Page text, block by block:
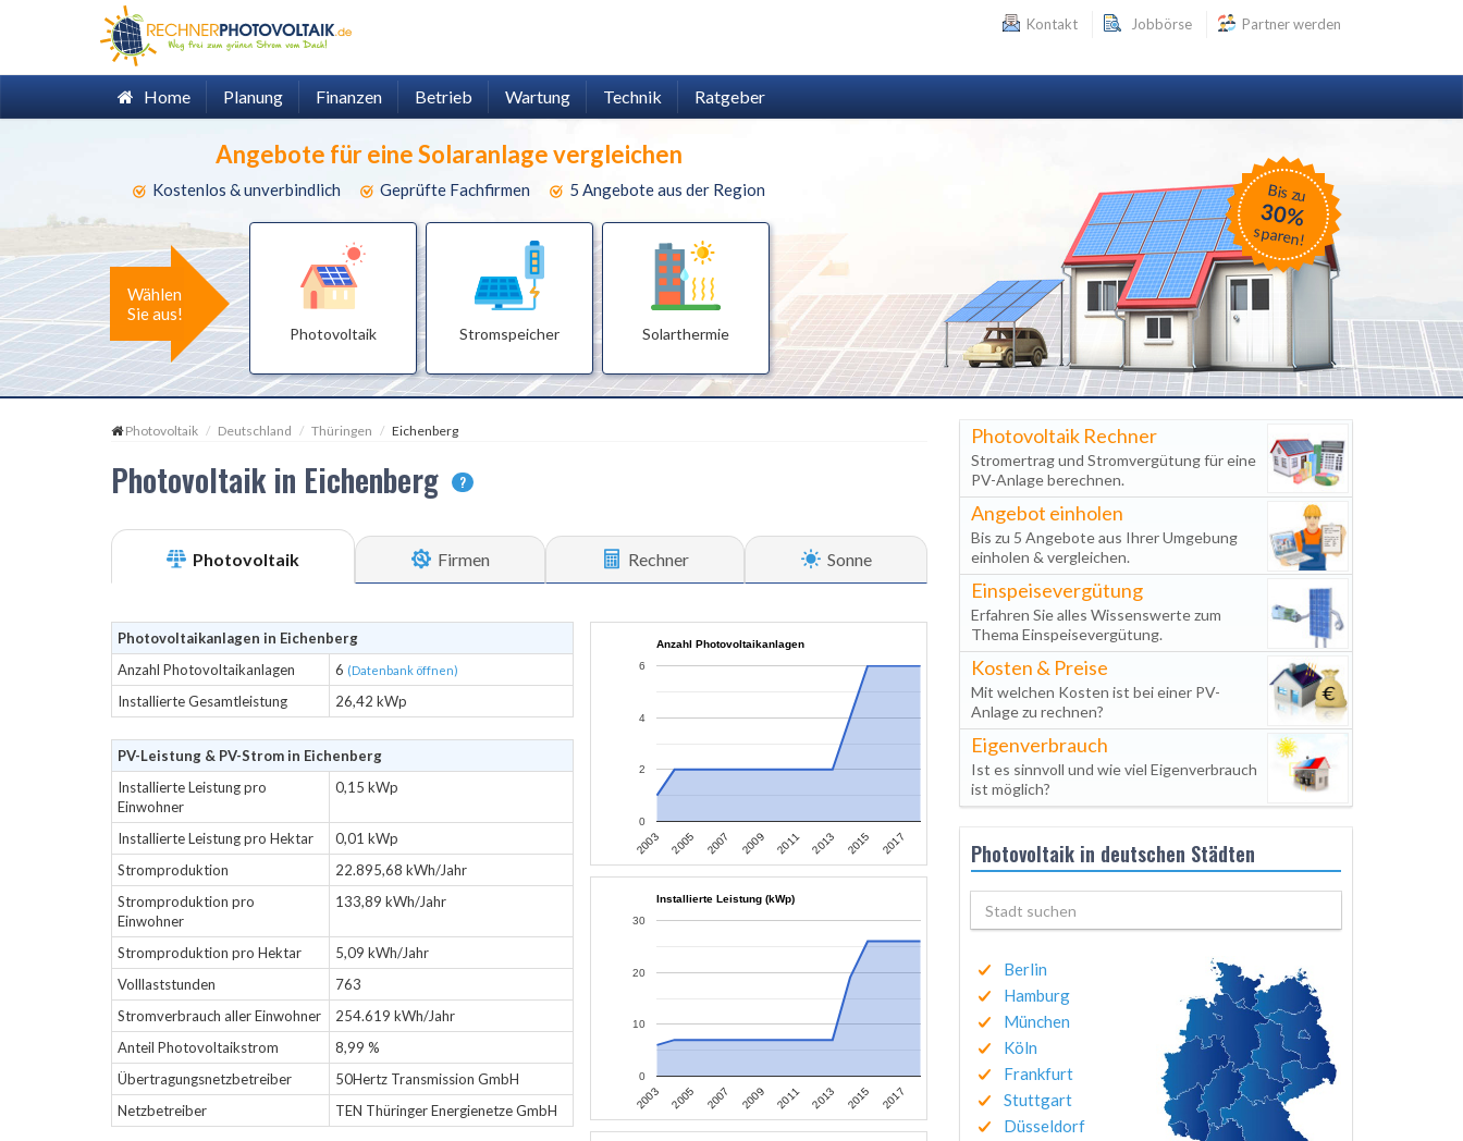
Kontakt Jobbörse Partner werden
Home Planung Finanzen Betrieb Wartung Technik Ratgeber
Angebote für eine Solaranlage vergleichen
Kostenlos & unverbindlich Geprüfte Fachfirmen 5 Angebote aus der Region
Wählen
Sie aus!
Photovoltaik Stromspeicher Solarthermie
Bis zu
30%
sparen!
Photovoltaik Deutschland Thüringen Eichenberg
Photovoltaik in Eichenberg ?
Photovoltaik Firmen Rechner Sonne
Photovoltaikanlagen in Eichenberg
Anzahl Photovoltaikanlagen
6 (Datenbank öffnen)
Installierte Gesamtleistung 26,42 kWp
PV-Leistung & PV-Strom in Eichenberg
Installierte Leistung pro
Einwohner
0,15 kWp
Installierte Leistung pro Hektar
0,01 kWp
Stromproduktion
22.895,68 kWh/Jahr
Stromproduktion pro
Einwohner
133,89 kWh/Jahr
Stromproduktion pro Hektar
5,09 kWh/Jahr
Volllaststunden
763
Stromverbrauch aller Einwohner
254.619 kWh/Jahr
Anteil Photovoltaikstrom
8,99 %
Übertragungsnetzbetreiber
50Hertz Transmission GmbH
Netzbetreiber
TEN Thüringer Energienetze GmbH
Anzahl Photovoltaikanlagen
2003 2005 2007 2009 2011 2013 2015 2017
0
2
4
6
Installierte Leistung (kWp)
2003 2005 2007 2009 2011 2013 2015 2017
0
10
20
30
Photovoltaik Rechner
Stromertrag und Stromvergütung für eine
PV-Anlage berechnen.
Angebot einholen
Bis zu 5 Angebote aus Ihrer Umgebung
einholen & vergleichen.
Einspeisevergütung
Erfahren Sie alles Wissenswerte zum
Thema Einspeisevergütung.
Kosten & Preise
Mit welchen Kosten ist bei einer PV-
Anlage zu rechnen?
Eigenverbrauch
Ist es sinnvoll und wie viel Eigenverbrauch
ist möglich?
Photovoltaik in deutschen Städten
Berlin
Hamburg
München
Köln
Frankfurt
Stuttgart
Düsseldorf